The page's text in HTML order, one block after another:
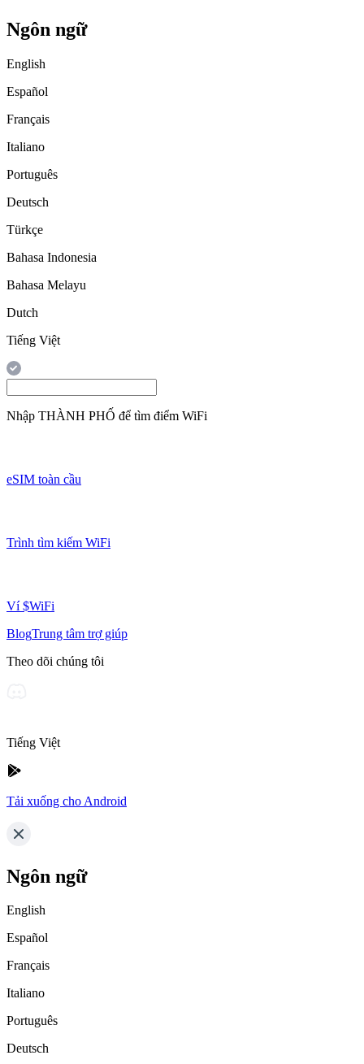
Ngôn ngữ
English
Español
Français
Italiano
Português
Deutsch
Türkçe
Bahasa Indonesia
Bahasa Melayu
Dutch
Tiếng Việt
Nhập THÀNH PHỐ để tìm điểm WiFi
eSIM toàn cầu
Trình tìm kiếm WiFi
Ví $WiFi
BlogTrung tâm trợ giúp
Theo dõi chúng tôi
Tiếng Việt
Tải xuống cho Android
Ngôn ngữ
English
Español
Français
Italiano
Português
Deutsch